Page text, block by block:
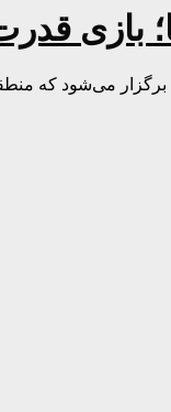
بازی
می‌شود که